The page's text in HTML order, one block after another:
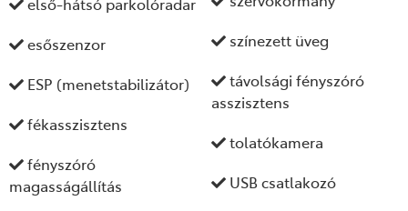
első-hátsó parkolóradar
esőszenzor
ESP (menetstabilizátor)
fékasszisztens
fényszóró
magasságállítás
színezett üveg
távolsági fényszóró
asszisztens
tolatókamera
USB csatlakozó